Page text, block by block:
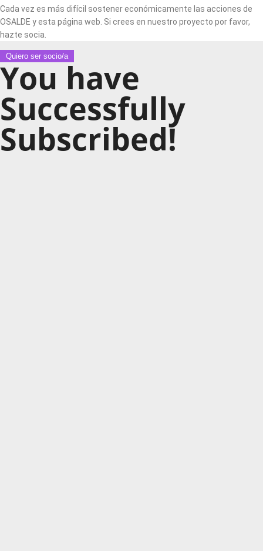
Cada vez es más difícil sostener económicamente las acciones de
OSALDE y esta página web. Si crees en nuestro proyecto por favor,
hazte socia.
Quiero ser socio/a
You have
Successfully
Subscribed!